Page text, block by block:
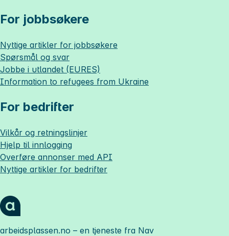
For jobbsøkere
Nyttige artikler for jobbsøkere
Spørsmål og svar
Jobbe i utlandet (EURES)
Information to refugees from Ukraine
For bedrifter
Vilkår og retningslinjer
Hjelp til innlogging
Overføre annonser med API
Nyttige artikler for bedrifter
arbeidsplassen.no – en tjeneste fra Nav